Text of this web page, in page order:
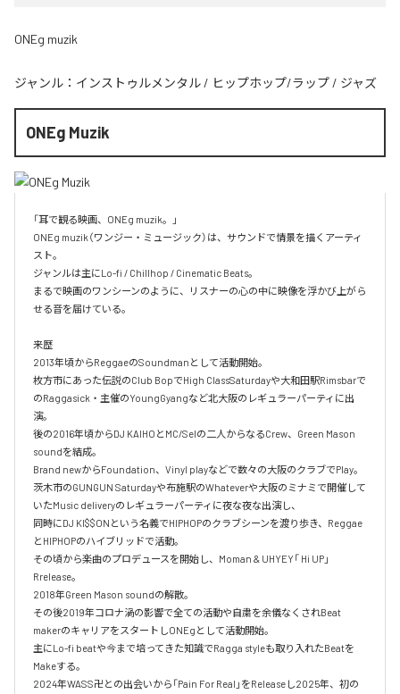
ONEg muzik
ジャンル： インストゥルメンタル / ヒップホップ/ラップ / ジャズ
ONEg Muzik
「耳で観る映画、ONEg muzik。」
ONEg muzik（ワンジー・ミュージック）は、サウンドで情景を描くアーティ
スト。
ジャンルは主にLo-fi / Chillhop / Cinematic Beats。
まるで映画のワンシーンのように、リスナーの心の中に映像を浮かび上がら
せる音を届けている。
来歴
2013年頃からReggaeのSoundmanとして活動開始。
枚方市にあった伝説のClub BopでHigh ClassSaturdayや大和田駅Rimsbarで
のRaggasick・主催のYoungGyangなど北大阪のレギュラーパーティに出
演。
後の2016年頃からDJ KAIHOとMC/Selの二人からなるCrew、Green Mason
soundを結成。
Brand newからFoundation、Vinyl playなどで数々の大阪のクラブでPlay。
茨木市のGUNGUN Saturdayや布施駅のWhateverや大阪のミナミで開催して
いたMusic deliveryのレギュラーパーティに夜な夜な出演し、
同時にDJ KI$$ONという名義でHIPHOPのクラブシーンを渡り歩き、Reggae
とHIPHOPのハイブリッドで活動。
その頃から楽曲のプロデュースを開始し、Moman & UHYEY「 Hi UP」
Rrelease。
2018年Green Mason soundの解散。
その後2019年コロナ渦の影響で全ての活動や自粛を余儀なくされBeat
makerのキャリアをスタートしONEgとして活動開始。
主にLo-fi beatや今まで培ってきた知識でRagga styleも取り入れたBeatを
Makeする。
2024年WASS卍との出会いから「Pain For Real」をReleaseし2025年、初の